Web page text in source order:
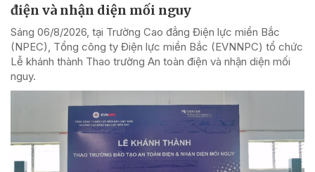
điện và nhận diện mối nguy
Sáng 06/8/2026, tại Trường Cao đẳng Điện lực miền Bắc
(NPEC), Tổng công ty Điện lực miền Bắc (EVNNPC) tổ chức
Lễ khánh thành Thao trường An toàn điện và nhận diện mối
nguy.